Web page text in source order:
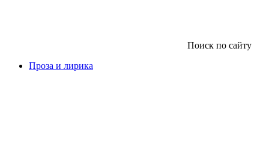
Поиск по сайту
Проза и лирика